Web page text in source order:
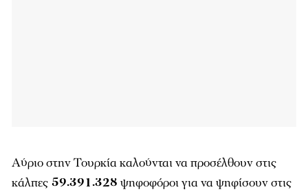
Aύριο στην Τουρκία καλούνται να προσέλθουν στις
κάλπες 59.391.328 ψηφοφόροι για να ψηφίσουν στις